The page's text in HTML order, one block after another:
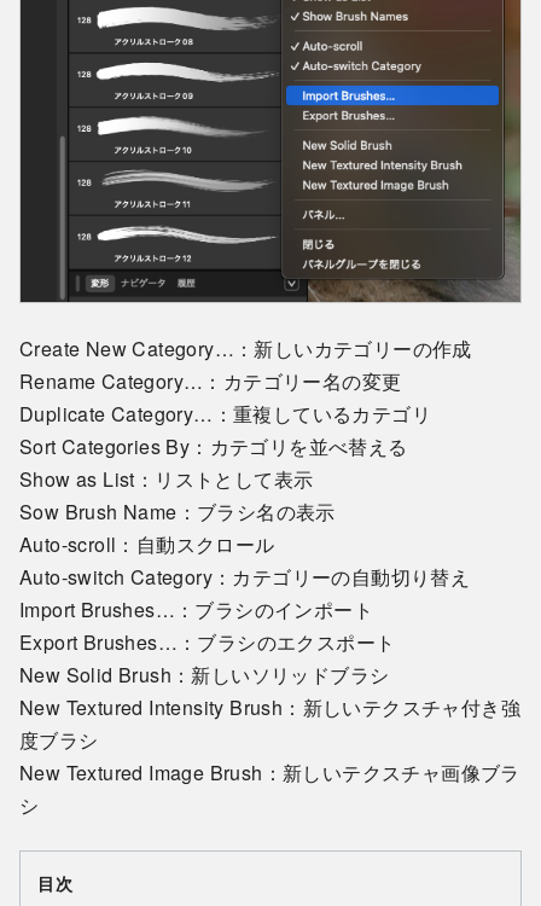
Create New Category…：新しいカテゴリーの作成
Rename Category…：カテゴリー名の変更
Duplicate Category…：重複しているカテゴリ
Sort Categories By：カテゴリを並べ替える
Show as List：リストとして表示
Sow Brush Name：ブラシ名の表示
Auto-scroll：自動スクロール
Auto-switch Category：カテゴリーの自動切り替え
Import Brushes…：ブラシのインポート
Export Brushes…：ブラシのエクスポート
New Solid Brush：新しいソリッドブラシ
New Textured Intensity Brush：新しいテクスチャ付き強
度ブラシ
New Textured Image Brush：新しいテクスチャ画像ブラ
シ
目次